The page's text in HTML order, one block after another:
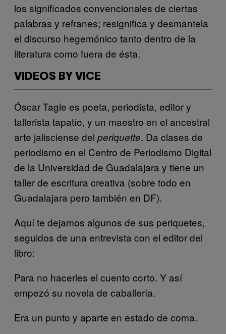
los significados convencionales de ciertas
palabras y refranes; resignifica y desmantela
el discurso hegemónico tanto dentro de la
literatura como fuera de ésta.
VIDEOS BY VICE
Óscar Tagle es poeta, periodista, editor y
tallerista tapatío, y un maestro en el ancestral
arte jalisciense del periquette. Da clases de
periodismo en el Centro de Periodismo Digital
de la Universidad de Guadalajara y tiene un
taller de escritura creativa (sobre todo en
Guadalajara pero también en DF).
Aquí te dejamos algunos de sus periquetes,
seguidos de una entrevista con el editor del
libro:
Para no hacerles el cuento corto. Y así
empezó su novela de caballería.
Era un punto y aparte en estado de coma.